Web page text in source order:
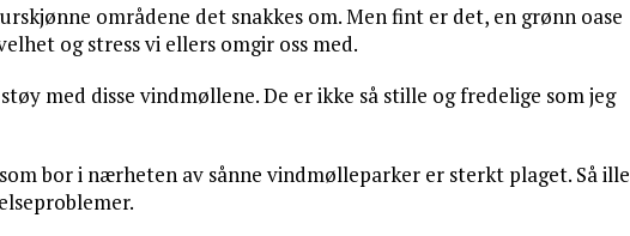
områdene det snakkes om. Men fint er det, en grønn oase
og stress vi ellers omgir oss med.
med disse vindmøllene. De er ikke så stille og fredelige som jeg
bor i nærheten av sånne vindmølleparker er sterkt plaget. Så ille